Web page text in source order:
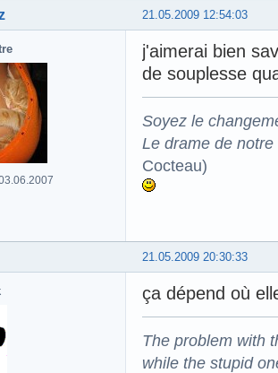
21.05.2009 12:54:03
j'aimerai bien
de souplesse
Soyez le
Le drame de
Cocteau)
21.05.2009 20:30:33
ça dépend où
The problem with
while the stupid